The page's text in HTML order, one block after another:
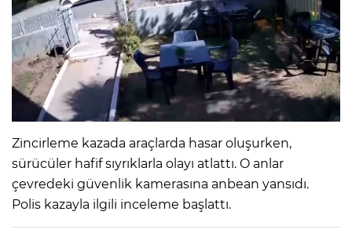
Zincirleme kazada araçlarda hasar oluşurken,
sürücüler hafif sıyrıklarla olayı atlattı. O anlar
çevredeki güvenlik kamerasına anbean yansıdı.
Polis kazayla ilgili inceleme başlattı.